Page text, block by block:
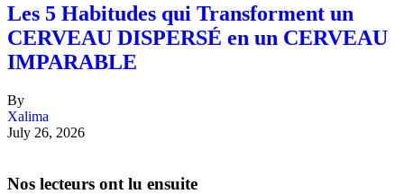
Les 5 Habitudes qui Transforment un
CERVEAU DISPERSÉ en un CERVEAU
IMPARABLE
By
Xalima
July 26, 2026
Nos lecteurs ont lu ensuite